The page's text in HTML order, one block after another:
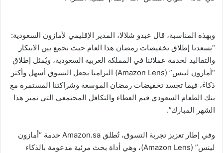
وبهذه المناسبة، قال عبدو شلالا، المدير الإقليمي لأمازون السعودية:
“يسعدنا إطلاق تخفيضات رمضان هذا العام حيث نجمع بين الابتكار
والتقاليد لخدمة عملائنا في المملكة العربية السعودية، ويُمثل إطلاق
“أمازون لينس” (Amazon Lens) التزامنا بجعل التسوق أسهل وأكثر
ذكاءً، فيما تجسد تخفيضات رمضان الموسعة وشراكتنا المستمرة مع
بنك الطعام السعودي قيم العطاء والتكافل المجتمعي التي تميز هذا
الشهر المبارك”.
وفي إطار تعزيز تجربة التسوق، تُطلق Amazon.sa خدمة “أمازون
لينس” (Amazon Lens)، وهي أداة بحث مرئية مدعومة بالذكاء